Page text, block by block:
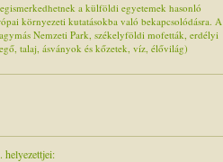
a külföldi egyetemek hasonló
környezeti kutatásokba való bekapcsolódásra. A
Nemzeti Park, székelyföldi mofetták, erdélyi
talaj, ásványok és kőzetek, víz, élővilág)
helyezettjei: